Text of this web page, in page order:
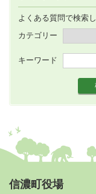
よくある質問で検索
カテゴリー
キーワード
信濃町役場